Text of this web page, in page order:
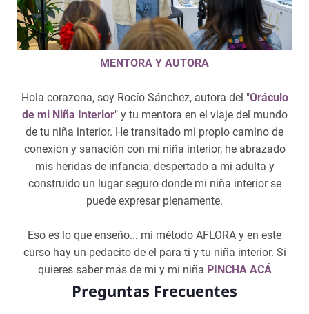
MENTORA Y AUTORA
Hola corazona, soy Rocío Sánchez, autora del "Oráculo
de mi Niña Interior" y tu mentora en el viaje del mundo
de tu niña interior. He transitado mi propio camino de
conexión y sanación con mi niña interior, he abrazado
mis heridas de infancia, despertado a mi adulta y
construido un lugar seguro donde mi niña interior se
puede expresar plenamente.
Eso es lo que enseño... mi método AFLORA y en este
curso hay un pedacito de el para ti y tu niña interior. Si
quieres saber más de mi y mi niña PINCHA ACÁ
Preguntas Frecuentes